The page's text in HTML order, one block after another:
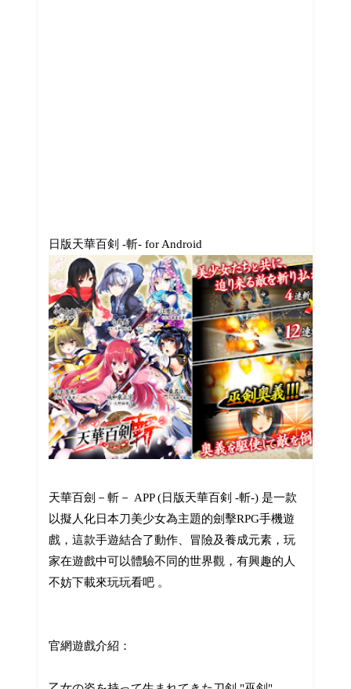
日版天華百剣 -斬- for Android
天華百劍－斬－ APP (日版天華百剣 -斬-) 是一款
以擬人化日本刀美少女為主題的劍擊RPG手機遊
戲，這款手遊結合了動作、冒險及養成元素，玩
家在遊戲中可以體驗不同的世界觀，有興趣的人
不妨下載來玩玩看吧 。
官網遊戲介紹：